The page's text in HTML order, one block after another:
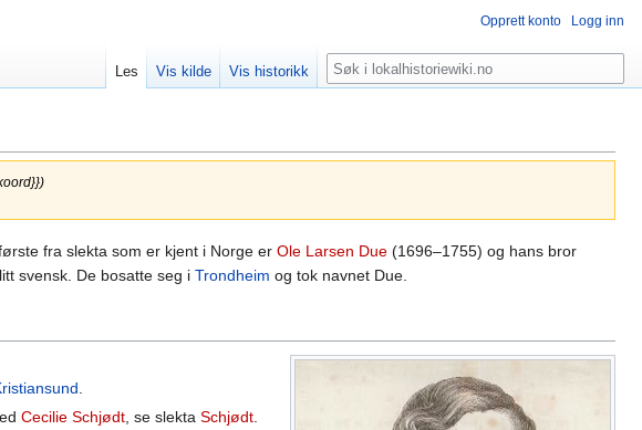
fra slekta som er kjent i Norge er Ole Larsen Due (1696–1755) og hans bror
svensk. De bosatte seg i Trondheim og tok navnet Due.
Cecilie Schjødt, se slektaSchjødt.
Opprett konto Logg inn
Les Vis kilde Vis historikk Søk